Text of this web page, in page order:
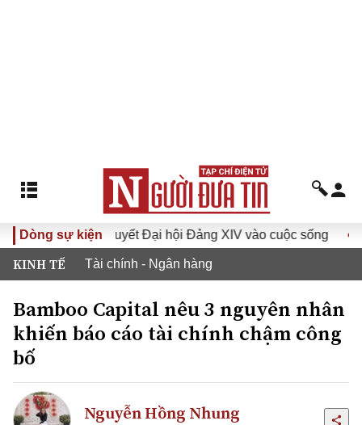
Dòng sự kiện
Đưa Nghị quyết Đại hội Đảng XIV vào cuộc sống
KINH TẾ Tài chính - Ngân hàng
Bamboo Capital nêu 3 nguyên nhân
khiến báo cáo tài chính chậm công
bố
Nguyễn Hồng Nhung